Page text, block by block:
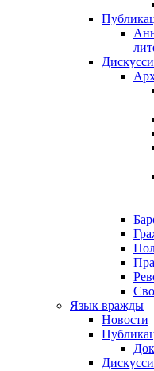
Язык вражды
Новости